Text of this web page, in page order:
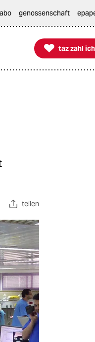
abo genossenschaft

taz zahl ich
taz zahl ich
teilen